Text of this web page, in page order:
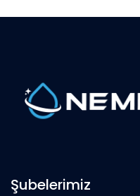
Şubelerimiz